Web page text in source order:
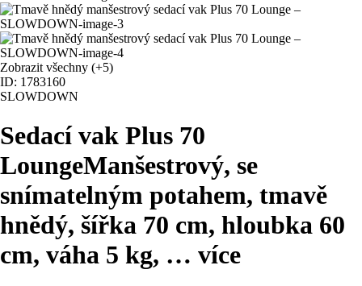
Zobrazit všechny (+5)
ID: 1783160
SLOWDOWN
Sedací vak Plus 70
LoungeManšestrový, se
snímatelným potahem, tmavě
hnědý, šířka 70 cm, hloubka 60
cm, váha 5 kg, … více